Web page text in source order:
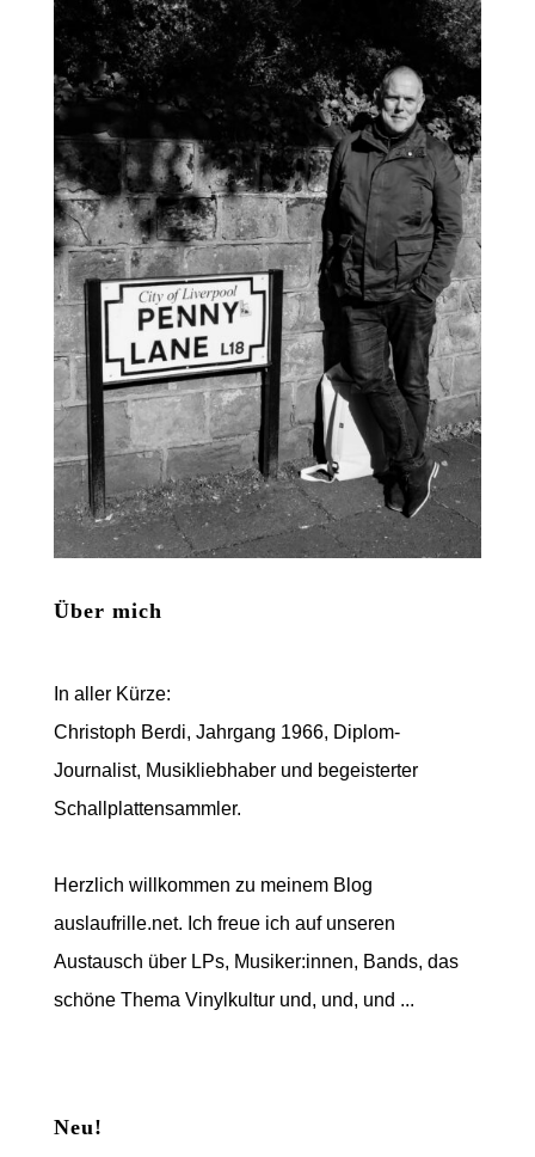
Über mich
In aller Kürze:
Christoph Berdi, Jahrgang 1966, Diplom-
Journalist, Musikliebhaber und begeisterter
Schallplattensammler.
Herzlich willkommen zu meinem Blog
auslaufrille.net. Ich freue ich auf unseren
Austausch über LPs, Musiker:innen, Bands, das
schöne Thema Vinylkultur und, und, und ...
Neu!